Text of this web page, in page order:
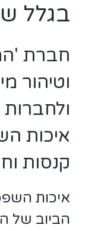
בגלל
חברת
וטיהור
איכות
קנסות
איכות
הביוב של